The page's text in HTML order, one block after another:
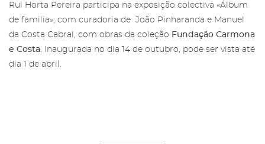
Rui Horta Pereira participa na exposição colectiva «Álbum
de familia», com curadoria de João Pinharanda e Manuel
da Costa Cabral, com obras da coleção Fundação Carmona
e Costa . Inaugurada no dia 14 de outubro, pode ser vista até
dia 1 de abril.
Salgadeiras
Mais informação sobre os Amigos das
Salgadeiras,aqui .
Subscreva a newsletter da Galeria
das Salgadeiras.
Preencha os dados e prima 'Subscrever'
para receber as nossas notícias.